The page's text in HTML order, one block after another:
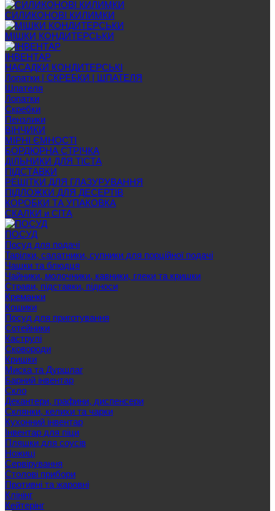
СИЛИКОНОВІ КИЛИМКИ
МІШКИ КОНДИТЕРСЬКИ
ІНВЕНТАР
НАСАДКИ КОНДИТЕРСЬКІ
Лопатки | СКРЕБКИ | ШПАТЕЛЯ
Шпателя
Лопатки
Скребки
Пензлики
ВІНЧИКИ
МІРНІ ЄМНОСТІ
БОРДЮРНА СТРІЧКА
ДІЛЬНИКИ ДЛЯ ТІСТА
ПІДСТАВКИ
РЕШІТКИ ДЛЯ ГЛАЗУРУВАННЯ
ПІДЛОЖКИ ДЛЯ ДЕСЕРТІВ
КОРОБКИ ТА УПАКОВКА
СКАЛКИ и СІТА
ПОСУД
Посуд для подачі
Тарілки, салатники, супники для порційної подачі
Чашки та блюдця
Чайники, молочники, кавники, глеки та кришки
Страви, підставки, підноси
Креманки
Кошики
Посуд для приготування
Сотейники
Каструлі
Сковороди
Кришки
Миска та Дуршлаг
Барний інвентар
Скло
Декантери, графини, диспенсери
Склянки, келихи та чарки
Кухонний інвентар
Інвентар для піци
Пляшки для соусів
Ножиці
Сервірування
Cтолові прибори
Противні та жаровні
Клінінг
Кейтерінг